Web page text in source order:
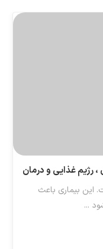
رژیم غذایی و درمان
این بیماری باعث
...